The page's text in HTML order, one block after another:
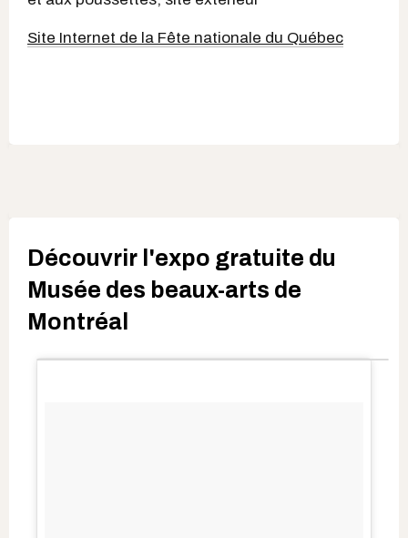
Site Internet de la Fête nationale du Québec
Découvrir l'expo gratuite du
Musée des beaux-arts de
Montréal